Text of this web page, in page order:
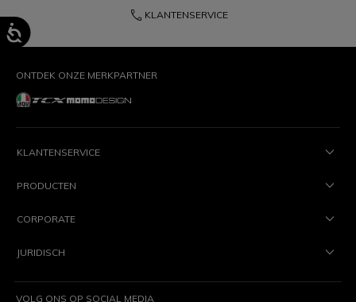
phone KLANTENSERVICE
ONTDEK ONZE MERKPARTNER
KLANTENSERVICE
PRODUCTEN
CORPORATE
JURIDISCH
VOLG ONS OP SOCIAL MEDIA